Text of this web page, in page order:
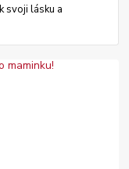
svoji lásku a